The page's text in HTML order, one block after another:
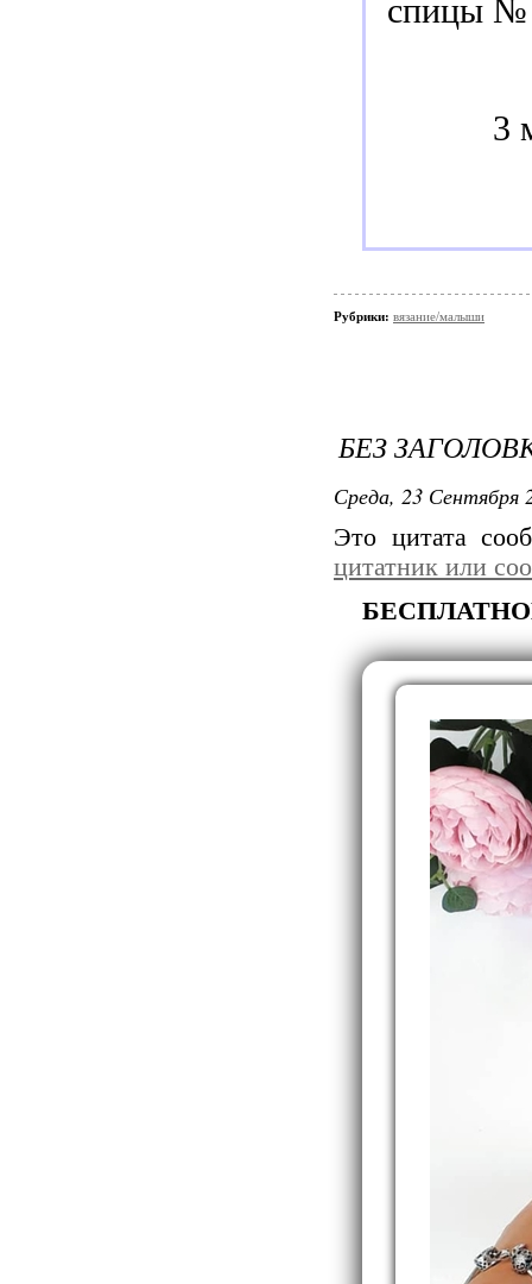
спицы №
3
Рубрики: вязание/малыши
БЕЗ
Среда, 23 Сентября
Это цитата
цитатник или